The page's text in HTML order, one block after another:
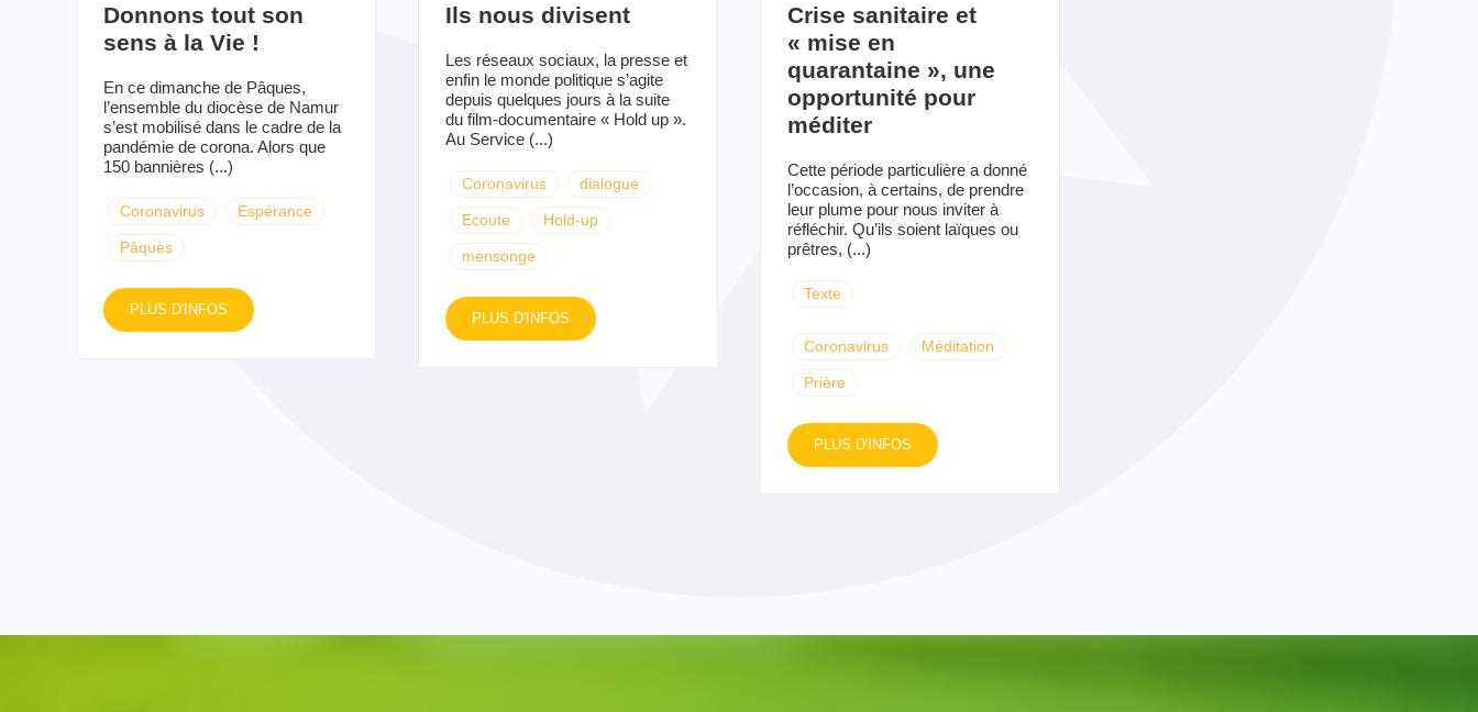
Donnons tout son
sens à la Vie !
En ce dimanche de Pâques,
l’ensemble du diocèse de Namur
s’est mobilisé dans le cadre de la
pandémie de corona. Alors que
150 bannières (...)
Coronavirus Espérance
Pâques
PLUS D'INFOS
Ils nous divisent
Les réseaux sociaux, la presse et
enfin le monde politique s’agite
depuis quelques jours à la suite
du film-documentaire « Hold up ».
Au Service (...)
Coronavirus dialogue
Ecoute Hold-up
mensonge
PLUS D'INFOS
Crise sanitaire et
« mise en
quarantaine », une
opportunité pour
méditer
Cette période particulière a donné
l’occasion, à certains, de prendre
leur plume pour nous inviter à
réfléchir. Qu’ils soient laïques ou
prêtres, (...)
Texte
Coronavirus Méditation
Prière
PLUS D'INFOS